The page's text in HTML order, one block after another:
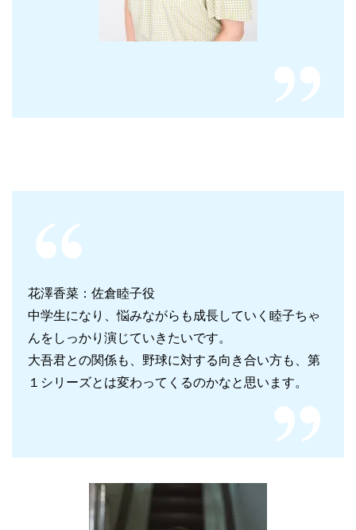
花澤香菜：佐倉睦子役
中学生になり、悩みながらも成長していく睦子ちゃ
んをしっかり演じていきたいです。
大吾君との関係も、野球に対する向き合い方も、第
１シリーズとは変わってくるのかなと思います。